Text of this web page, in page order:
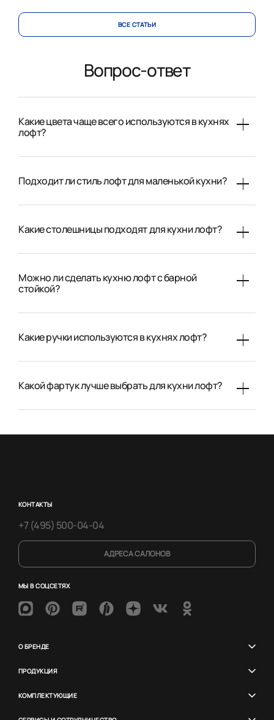
ВСЕ CТАТЬИ
Вопрос-ответ
Какие цвета чаще всего используются в кухнях
лофт?
Подходит ли стиль лофт для маленькой кухни?
Какие столешницы подходят для кухни лофт?
Можно ли сделать кухню лофт с барной
стойкой?
Какие ручки используются в кухнях лофт?
Какой фартук лучше выбрать для кухни лофт?
КОНТАКТЫ
+7 (495) 500-04-04
АДРЕСА САЛОНОВ
МЫ В СОЦСЕТЯХ
О БРЕНДЕ
ПРОДУКЦИЯ
КОМПЛЕКТУЮЩИЕ